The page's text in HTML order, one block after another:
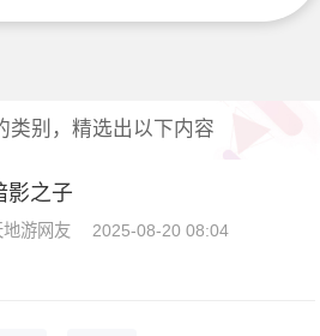
类别，精选出以下内容
影之子
地游网友 2025-08-20 08:04